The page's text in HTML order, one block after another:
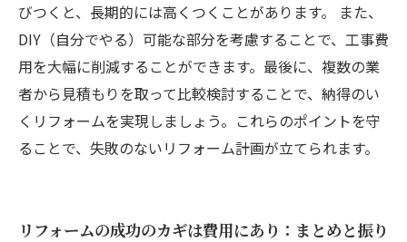
びつくと、長期的には高くつくことがあります。 また、
DIY（自分でやる）可能な部分を考慮することで、工事費
用を大幅に削減することができます。最後に、複数の業
者から見積もりを取って比較検討することで、納得のい
くリフォームを実現しましょう。これらのポイントを守
ることで、失敗のないリフォーム計画が立てられます。
リフォームの成功のカギは費用にあり：まとめと振り